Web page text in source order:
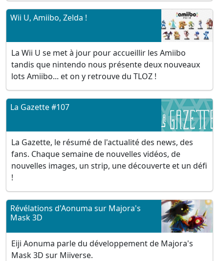
Wii U, Amiibo, Zelda !
La Wii U se met à jour pour accueillir les Amiibo
tandis que nintendo nous présente deux nouveaux
lots Amiibo... et on y retrouve du TLOZ !
La Gazette #107
La Gazette, le résumé de l'actualité des news, des
fans. Chaque semaine de nouvelles vidéos, de
nouvelles images, un strip, une découverte et un défi
!
Révélations d'Aonuma sur Majora's
Mask 3D
Eiji Aonuma parle du développement de Majora's
Mask 3D sur Miiverse.